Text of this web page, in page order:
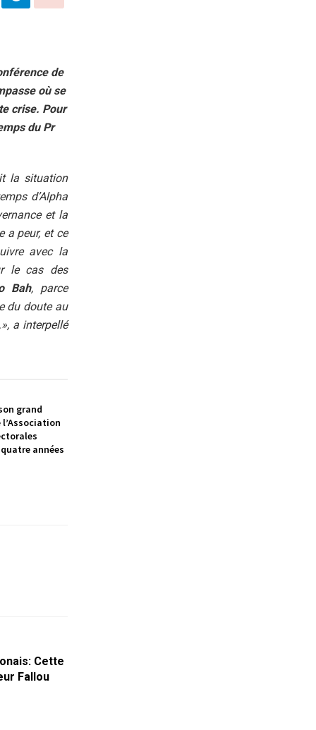
de
où se
crise. Pour
du Pr
la situation
d’Alpha
et la
a peur, et ce
avec la
le cas des
Bah, parce
du doute au
a interpellé
grand
années
Cette
Fallou